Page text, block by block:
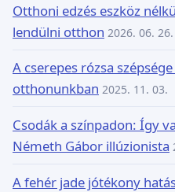
Otthoni edzés eszköz
lendülni otthon 2026. 06. 26.
A cserepes rózsa
otthonunkban 2025. 11. 03.
Csodák a színpadon: Így
Németh Gábor illúzionista
A fehér jade jótékony